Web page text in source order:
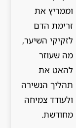
וממריץ את
זרימת הדם
לזקיקי השיער,
מה שעוזר
להאט את
תהליך הנשירה
ולעודד צמיחה
מחודשת.